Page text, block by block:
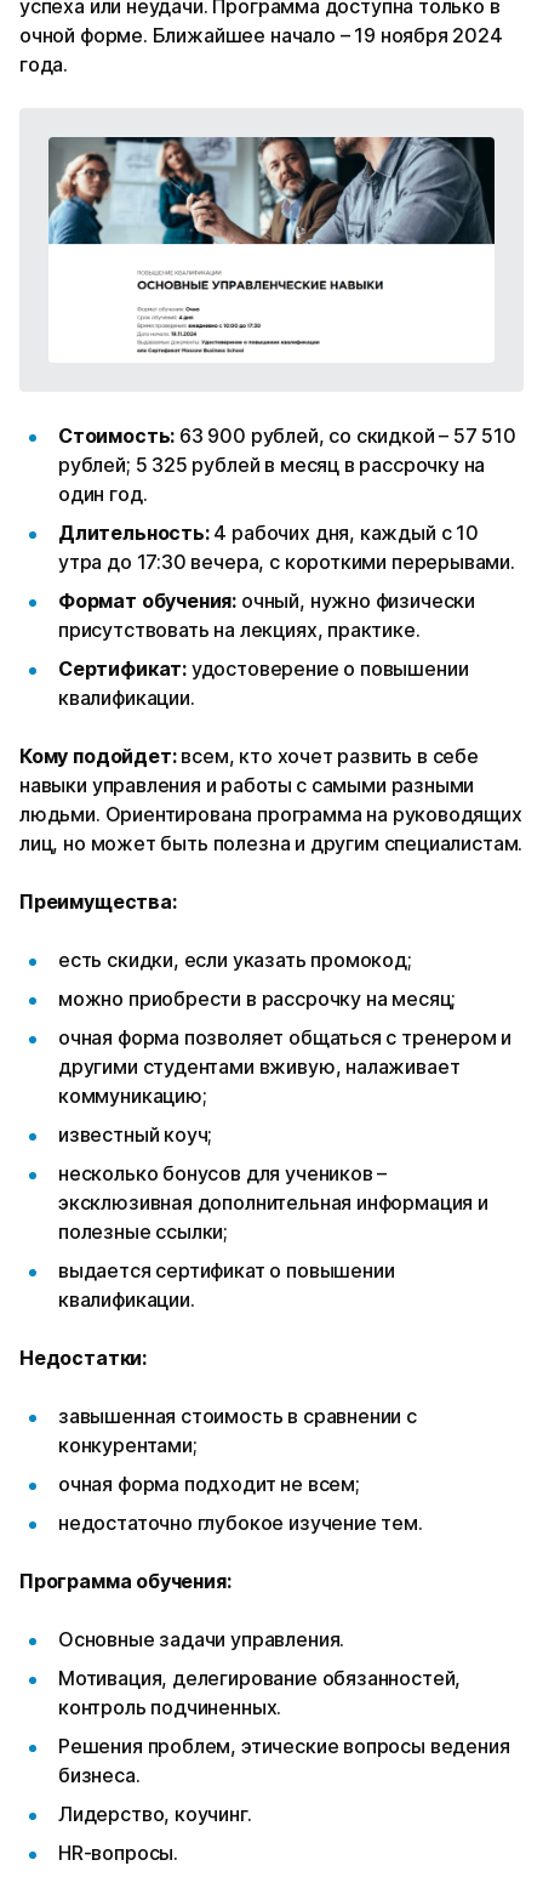
успеха или неудачи. Программа доступна только в
очной форме. Ближайшее начало – 19 ноября 2024
года.
Стоимость: 63 900 рублей, со скидкой – 57 510
рублей; 5 325 рублей в месяц в рассрочку на
один год.
Длительность: 4 рабочих дня, каждый с 10
утра до 17:30 вечера, с короткими перерывами.
Формат обучения: очный, нужно физически
присутствовать на лекциях, практике.
Сертификат: удостоверение о повышении
квалификации.
Кому подойдет: всем, кто хочет развить в себе
навыки управления и работы с самыми разными
людьми. Ориентирована программа на руководящих
лиц, но может быть полезна и другим специалистам.
Преимущества:
есть скидки, если указать промокод;
можно приобрести в рассрочку на месяц;
очная форма позволяет общаться с тренером и
другими студентами вживую, налаживает
коммуникацию;
известный коуч;
несколько бонусов для учеников –
эксклюзивная дополнительная информация и
полезные ссылки;
выдается сертификат о повышении
квалификации.
Недостатки:
завышенная стоимость в сравнении с
конкурентами;
очная форма подходит не всем;
недостаточно глубокое изучение тем.
Программа обучения:
Основные задачи управления.
Мотивация, делегирование обязанностей,
контроль подчиненных.
Решения проблем, этические вопросы ведения
бизнеса.
Лидерство, коучинг.
HR-вопросы.